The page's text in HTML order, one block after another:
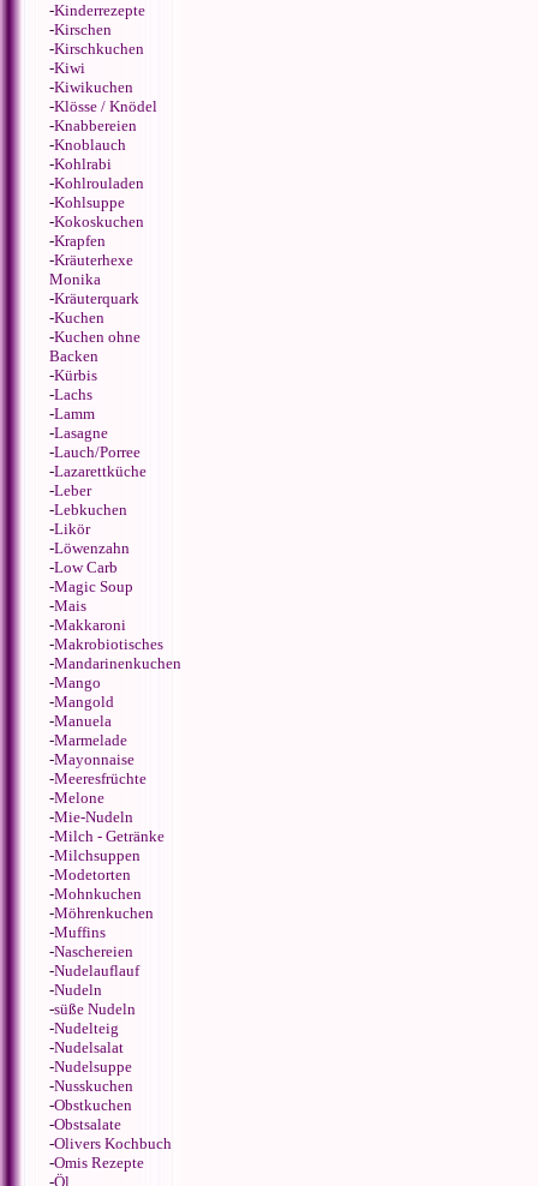
-Kinderrezepte
-Kirschen
-Kirschkuchen
-Kiwi
-Kiwikuchen
-Klösse / Knödel
-Knabbereien
-Knoblauch
-Kohlrabi
-Kohlrouladen
-Kohlsuppe
-Kokoskuchen
-Krapfen
-Kräuterhexe
Monika
-Kräuterquark
-Kuchen
-Kuchen ohne
Backen
-Kürbis
-Lachs
-Lamm
-Lasagne
-Lauch/Porree
-Lazarettküche
-Leber
-Lebkuchen
-Likör
-Löwenzahn
-Low Carb
-Magic Soup
-Mais
-Makkaroni
-Makrobiotisches
-Mandarinenkuchen
-Mango
-Mangold
-Manuela
-Marmelade
-Mayonnaise
-Meeresfrüchte
-Melone
-Mie-Nudeln
-Milch - Getränke
-Milchsuppen
-Modetorten
-Mohnkuchen
-Möhrenkuchen
-Muffins
-Naschereien
-Nudelauflauf
-Nudeln
-süße Nudeln
-Nudelteig
-Nudelsalat
-Nudelsuppe
-Nusskuchen
-Obstkuchen
-Obstsalate
-Olivers Kochbuch
-Omis Rezepte
-Öl